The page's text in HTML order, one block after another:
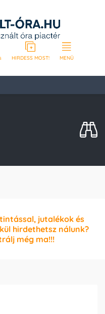
HIRDESS MOST! MENÜ
jutalékok és
hirdethetsz nálunk?
még ma!!!